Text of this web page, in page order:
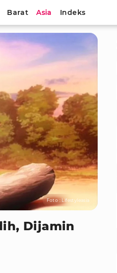
Barat Asia Indeks
Foto : Lifestyleasia
Dijamin